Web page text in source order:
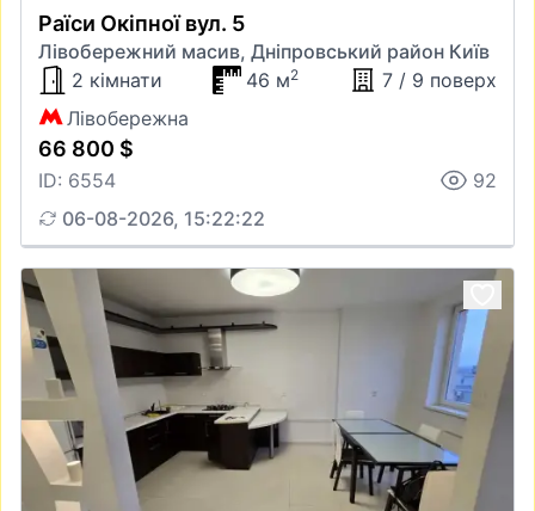
Раїси Окіпної вул. 5
Лівобережний масив, Дніпровський район Київ
2 кімнати
46 м2
7 / 9 поверх
Лівобережна
66 800 $
ID: 6554
92
06-08-2026, 15:22:22